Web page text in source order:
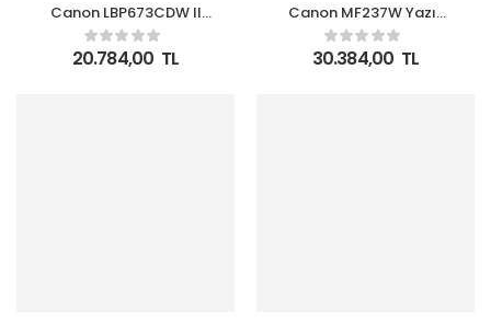
Canon LBP673CDW II
Renkli Lazer Yazıcı
Dubleks WI-FI
20.784,00 TL
Canon MF237W Yazı-
Tar-Fot-Faks Çok
Fonksiyonlu Lazer Yazıcı
2 Adet Toner Hediyeli
30.384,00 TL